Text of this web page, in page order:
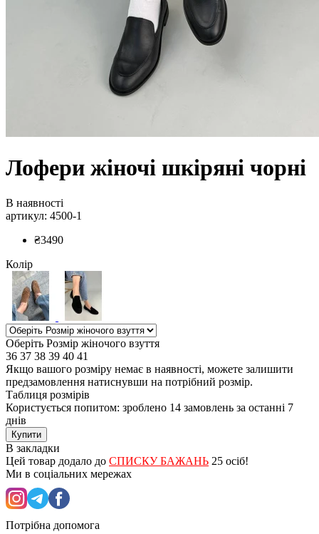
Лофери жіночі шкіряні чорні
В наявності
артикул: 4500-1
₴3490
Колір
Оберіть Розмір жіночого взуття
36 37 38 39 40 41
Якщо вашого розміру немає в наявності, можете залишити
предзамовлення натиснувши на потрібний розмір.
Таблиця розмірів
Користується попитом: зроблено 14 замовлень за останні 7
днів
Купити
В закладки
Цей товар додало до СПИСКУ БАЖАНЬ 25 осіб!
Ми в соціальних мережах
Потрібна допомога